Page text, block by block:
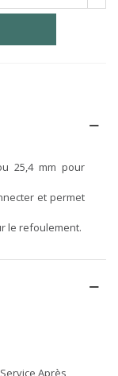
25,4 mm pour
et permet
le refoulement.
Service Après